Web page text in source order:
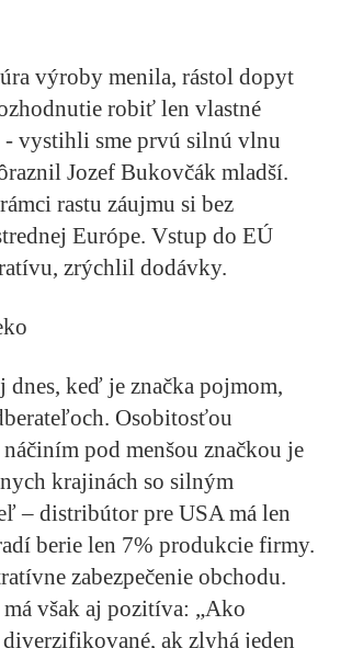
výroby menila, rástol dopyt
robiť len vlastné
vystihli sme prvú silnú vlnu
Jozef Bukovčák mladší.
rastu záujmu si bez
Európe. Vstup do EÚ
zrýchlil dodávky.
keď je značka pojmom,
Osobitosťou
pod menšou značkou je
krajinách so silným
– distribútor pre USA má len
berie len 7% produkcie firmy.
zabezpečenie obchodu.
však aj pozitíva: „Ako
ak zlyhá jeden